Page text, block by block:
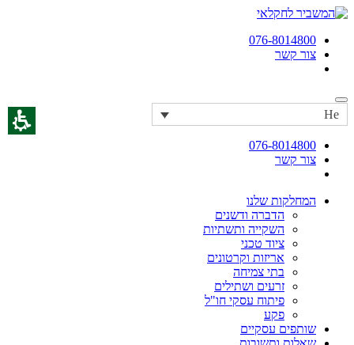
076-8014800
צור קשר
He
076-8014800
צור קשר
המחלקות שלנו
הדברה ודשנים
השקייה ותשתיות
ציוד טכני
אריזות וקרטונים
בתי צמיחה
זרעים ושתילים
פיתוח עסקי חו"ל
פקע
שותפים עסקיים